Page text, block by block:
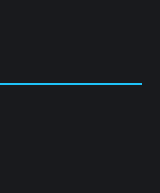
Tập 42